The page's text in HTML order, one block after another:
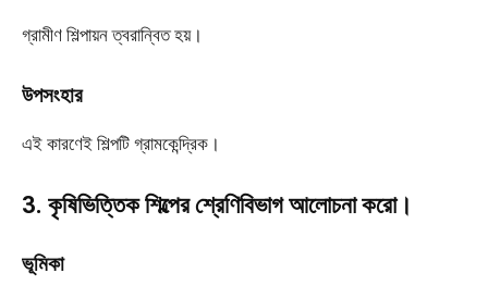
গ্রামীণ শিল্পায়ন ত্বরান্বিত হয়।
উপসংহার
এই কারণেই শিল্পটি গ্রামকেন্দ্রিক।
3. কৃষিভিত্তিক শিল্পের শ্রেণিবিভাগ আলোচনা করো।
ভূমিকা